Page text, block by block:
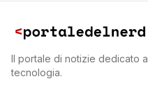
Il portale di notizie dedicato
tecnologia.